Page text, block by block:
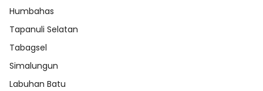
Humbahas
Tapanuli Selatan
Tabagsel
Simalungun
Labuhan Batu